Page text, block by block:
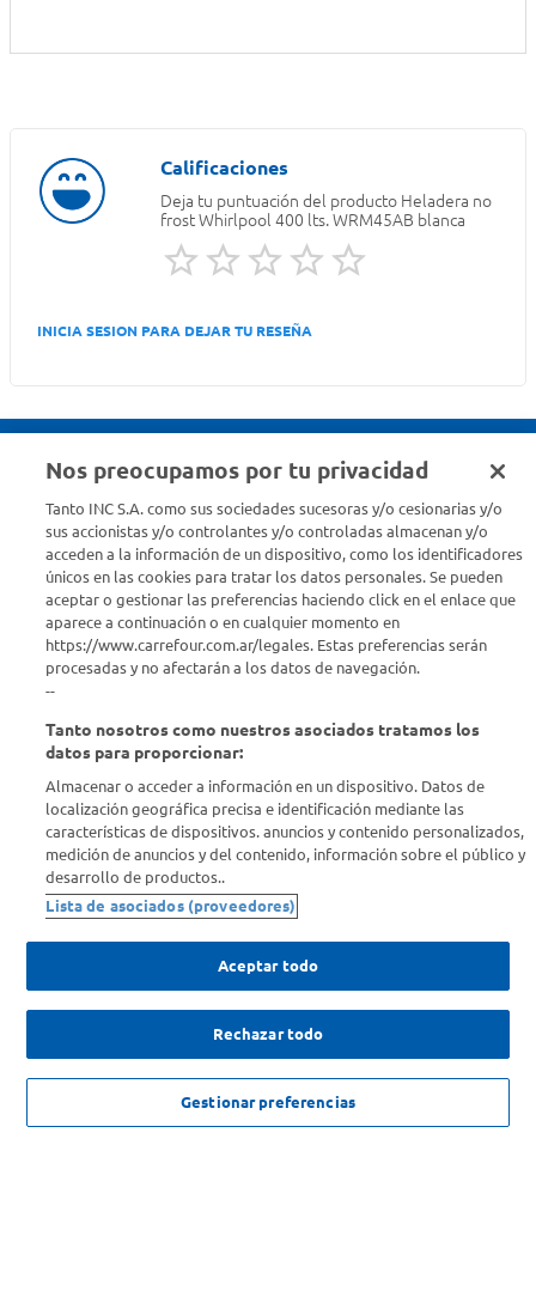
NO DISPONIBLE
Deja tu puntuación del producto Heladera no
frost Whirlpool 400 lts. WRM45AB blanca
INICIA SESION PARA DEJAR TU RESEÑA
Estamos para ayudarte
¿Tenés una consulta? Comunicate con nosotros acá
Descubrí Carrefour
Conocenos
Info útil
Comprá Online
Dejanos tu mail para recibir todas las ofertas y promociones antes
Nos preocupamos por tu privacidad
Tanto INC S.A. como sus sociedades sucesoras y/o cesionarias y/o
sus accionistas y/o controlantes y/o controladas almacenan y/o
acceden a la información de un dispositivo, como los identificadores
únicos en las cookies para tratar los datos personales. Se pueden
aceptar o gestionar las preferencias haciendo click en el enlace que
aparece a continuación o en cualquier momento en
https://www.carrefour.com.ar/legales. Estas preferencias serán
procesadas y no afectarán a los datos de navegación.
--
Tanto nosotros como nuestros asociados tratamos los
datos para proporcionar:
Almacenar o acceder a información en un dispositivo. Datos de
localización geográfica precisa e identificación mediante las
características de dispositivos. anuncios y contenido personalizados,
medición de anuncios y del contenido, información sobre el público y
desarrollo de productos..
Lista de asociados (proveedores)
Aceptar todo
Rechazar todo
Gestionar preferencias